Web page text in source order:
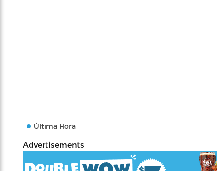
Última Hora
Advertisements